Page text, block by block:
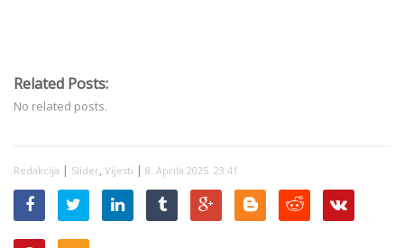
Related Posts:
No related posts.
Redakcija | Slider, Vijesti | 8. Aprila 2025. 23:41